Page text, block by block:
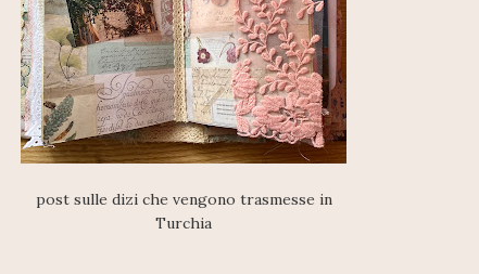
post sulle dizi che vengono trasmesse in
Turchia